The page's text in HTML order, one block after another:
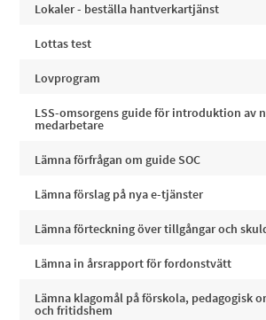
Lokaler - beställa hantverkartjänst
Lottas test
Lovprogram
LSS-omsorgens guide för introduktion av
medarbetare
Lämna förfrågan om guide SOC
Lämna förslag på nya e-tjänster
Lämna förteckning över tillgångar och
Lämna in årsrapport för fordonstvätt
Lämna klagomål på förskola, pedagogisk
och fritidshem